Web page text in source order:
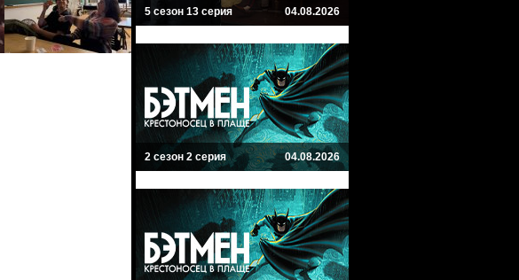
5 сезон 13 серия 04.08.2026
2 сезон 2 серия 04.08.2026